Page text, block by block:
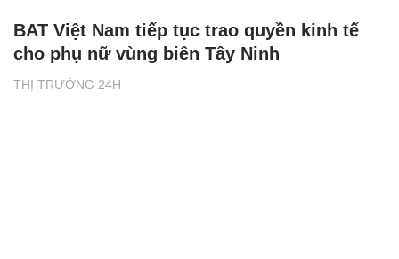
THỊ TRƯỜNG 24H
BAT Việt Nam tiếp tục trao quyền kinh tế
cho phụ nữ vùng biên Tây Ninh